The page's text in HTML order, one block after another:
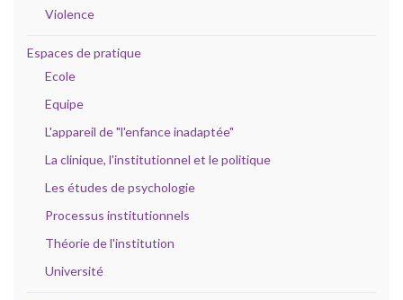
Violence
Espaces de pratique
Ecole
Equipe
L'appareil de "l'enfance inadaptée"
La clinique, l'institutionnel et le politique
Les études de psychologie
Processus institutionnels
Théorie de l'institution
Université